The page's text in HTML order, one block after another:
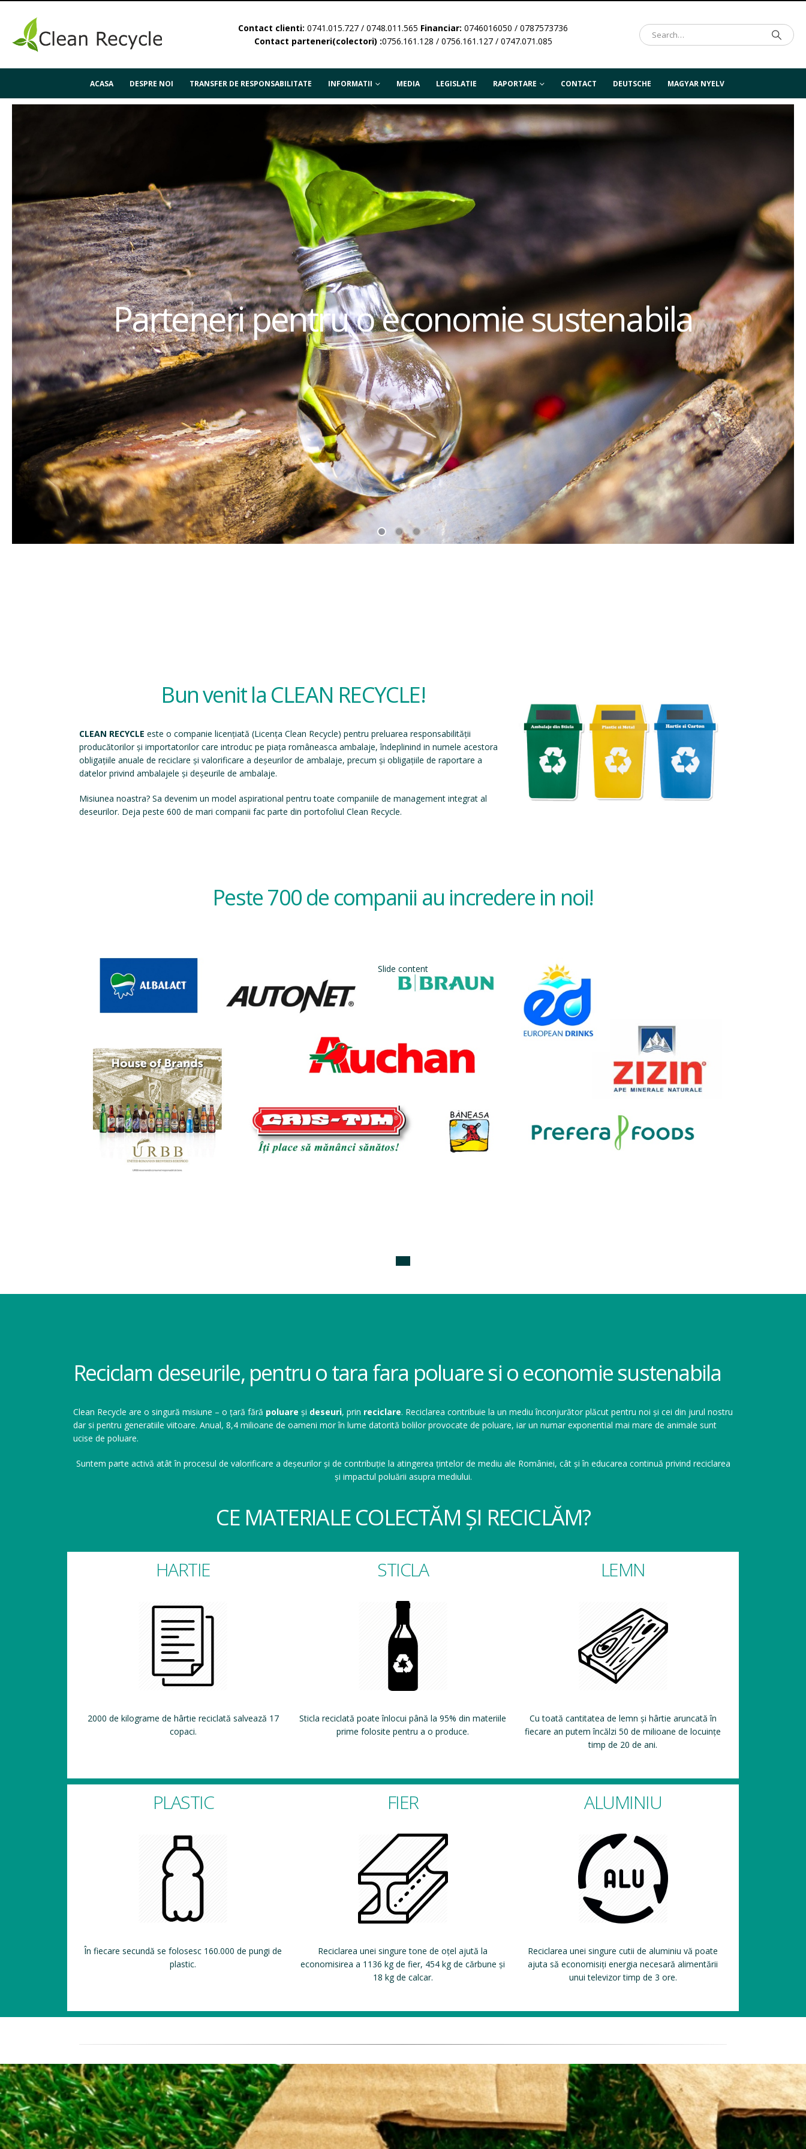
Contact clienti: 0741.015.727 / 0748.011.565 Financiar: 0746016050 / 0787573736
Contact parteneri(colectori) :0756.161.128 / 0756.161.127 / 0747.071.085
ACASA DESPRE NOI TRANSFER DE RESPONSABILITATE INFORMATII MEDIA LEGISLATIE RAPORTARE CONTACT DEUTSCHE MAGYAR NYELV
Parteneri pentru o economie sustenabila
Bun venit la CLEAN RECYCLE!
CLEAN RECYCLE este o companie licențiată (Licența Clean Recycle) pentru preluarea responsabilității
producătorilor și importatorilor care introduc pe piața româneasca ambalaje, îndeplinind in numele acestora
obligațiile anuale de reciclare și valorificare a deșeurilor de ambalaje, precum și obligațiile de raportare a
datelor privind ambalajele și deșeurile de ambalaje.
Misiunea noastra? Sa devenim un model aspirational pentru toate companiile de management integrat al
deseurilor. Deja peste 600 de mari companii fac parte din portofoliul Clean Recycle.
Peste 700 de companii au incredere in noi!
Slide content
Reciclam deseurile, pentru o tara fara poluare si o economie sustenabila
Clean Recycle are o singură misiune – o țară fără poluare și deseuri, prin reciclare. Reciclarea contribuie la un mediu înconjurător plăcut pentru noi și cei din jurul nostru
dar si pentru generatiile viitoare. Anual, 8,4 milioane de oameni mor în lume datorită bolilor provocate de poluare, iar un numar exponential mai mare de animale sunt
ucise de poluare.
Suntem parte activă atât în procesul de valorificare a deșeurilor și de contribuție la atingerea țintelor de mediu ale României, cât și în educarea continuă privind reciclarea
și impactul poluării asupra mediului.
CE MATERIALE COLECTĂM ȘI RECICLĂM?
HARTIE
2000 de kilograme de hârtie reciclată salvează 17
copaci.
STICLA
Sticla reciclată poate înlocui până la 95% din materiile
prime folosite pentru a o produce.
LEMN
Cu toată cantitatea de lemn și hârtie aruncată în
fiecare an putem încălzi 50 de milioane de locuințe
timp de 20 de ani.
PLASTIC
În fiecare secundă se folosesc 160.000 de pungi de
plastic.
FIER
Reciclarea unei singure tone de oțel ajută la
economisirea a 1136 kg de fier, 454 kg de cărbune și
18 kg de calcar.
ALUMINIU
Reciclarea unei singure cutii de aluminiu vă poate
ajuta să economisiți energia necesară alimentării
unui televizor timp de 3 ore.